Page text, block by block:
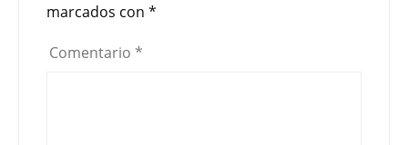
marcados con *
Comentario *